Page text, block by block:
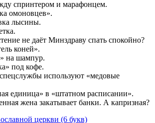
спринтером и марафонцем.
омоновцев».
лысины.
не даёт Минздраву спать спокойно?
коней».
на шампур.
под кофе.
используют «медовые
единица» в «штатном расписании».
жена закатывает банки. А капризная?